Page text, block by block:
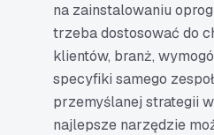
na zainstalowaniu
trzeba dostosować do
klientów, branż,
specyfiki samego
przemyślanej strategii
najlepsze narzędzie